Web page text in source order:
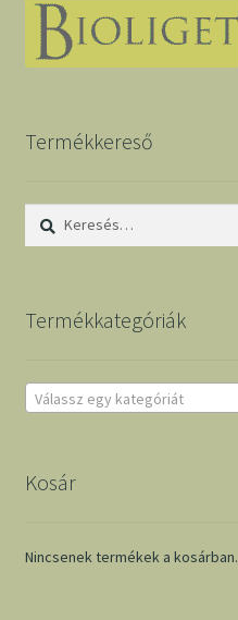
Termékkereső
Keresés:
Termékkategóriák
Válassz egy kategóriát
Kosár
Nincsenek termékek a kosárban.